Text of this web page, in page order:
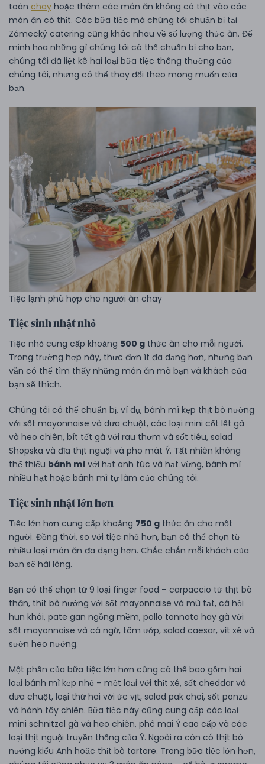
toàn chay hoặc thêm các món ăn không có thịt vào các
món ăn có thịt. Các bữa tiệc mà chúng tôi chuẩn bị tại
Zámecký catering cũng khác nhau về số lượng thức ăn. Để
minh họa những gì chúng tôi có thể chuẩn bị cho bạn,
chúng tôi đã liệt kê hai loại bữa tiệc thông thường của
chúng tôi, nhưng có thể thay đổi theo mong muốn của
bạn.
Tiệc lạnh phù hợp cho người ăn chay
Tiệc sinh nhật nhỏ
Tiệc nhỏ cung cấp khoảng 500 g thức ăn cho mỗi người.
Trong trường hợp này, thực đơn ít đa dạng hơn, nhưng bạn
vẫn có thể tìm thấy những món ăn mà bạn và khách của
bạn sẽ thích.
Chúng tôi có thể chuẩn bị, ví dụ, bánh mì kẹp thịt bò nướng
với sốt mayonnaise và dưa chuột, các loại mini cốt lết gà
và heo chiên, bít tết gà với rau thơm và sốt tiêu, salad
Shopska và đĩa thịt nguội và pho mát Ý. Tất nhiên không
thể thiếu bánh mì với hạt anh túc và hạt vừng, bánh mì
nhiều hạt hoặc bánh mì tự làm của chúng tôi.
Tiệc sinh nhật lớn hơn
Tiệc lớn hơn cung cấp khoảng 750 g thức ăn cho một
người. Đồng thời, so với tiệc nhỏ hơn, bạn có thể chọn từ
nhiều loại món ăn đa dạng hơn. Chắc chắn mỗi khách của
bạn sẽ hài lòng.
Bạn có thể chọn từ 9 loại finger food – carpaccio từ thịt bò
thăn, thịt bò nướng với sốt mayonnaise và mù tạt, cá hồi
hun khói, pate gan ngỗng mềm, pollo tonnato hay gà với
sốt mayonnaise và cá ngừ, tôm ướp, salad caesar, vịt xé và
sườn heo nướng.
Một phần của bữa tiệc lớn hơn cũng có thể bao gồm hai
loại bánh mì kẹp nhỏ – một loại với thịt xé, sốt cheddar và
dưa chuột, loại thứ hai với ức vịt, salad pak choi, sốt ponzu
và hành tây chiên. Bữa tiệc này cũng cung cấp các loại
mini schnitzel gà và heo chiên, phô mai Ý cao cấp và các
loại thịt nguội truyền thống của Ý. Ngoài ra còn có thịt bò
nướng kiểu Anh hoặc thịt bò tartare. Trong bữa tiệc lớn hơn,